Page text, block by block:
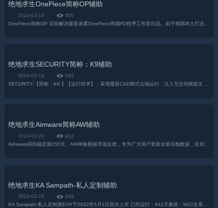
绝地求生OnePiece简称OP辅助
· 2024-03-19
855
绝地求生SECURITY简称：K9辅助
· 2024-03-19
665
SECURITY-【简称：K9 】【运行技术】：采用最新CAD模式云端运行，注入无任何残留文件，支持窗口捕捉直播，所有直播平台伴侣，防截图/远程。【兼容情况】：Win10-20H以上所有系统，支持鼠标......
绝地求生Aimware简称AW辅助
· 2024-02-29
933
Aimware回归稳定第155天。AW单板根据市场反馈，专为广大用户更新全新压枪数据，区别与市场上其他项目，AW采用了真实的模拟人手算法，从根源上解决了压枪的弊端（三天，vac，压不住，移不走）AW全......
绝地求生KA Sampath-私人定制辅助
· 2024-02-29
699
KA Sampath-私人定制原EVK于2022年5月1日首次上市 已经运行：642天兼容：W10全系统 任意处理器 支持N卡 支持所有分辨率定制功能：合作者透视，自定物品透视，快速跟踪所需物品，搜索......